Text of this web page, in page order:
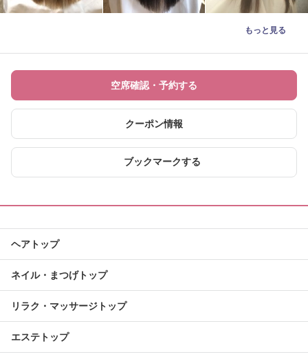
もっと見る
空席確認・予約する
クーポン情報
ブックマークする
ヘアトップ
ネイル・まつげトップ
リラク・マッサージトップ
エステトップ